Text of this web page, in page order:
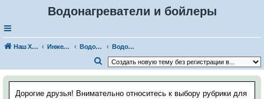
Водонагреватели и бойлеры
Наш Хаус-форум Инженерные системы Водоснабжение
Водонагреватели и бойлеры
о
Дорогие друзья! Внимательно относитесь к выбору рубрики для